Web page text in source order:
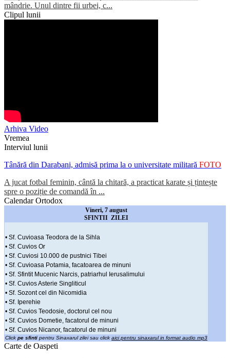
mândrie. Unul dintre fii urbei, c...
Clipul lunii
Arhiva Video
Vremea
Interviul lunii
Tânără din Darabani, admisă prima la o universitate militară FOTO
A jucat fotbal feminin, cântă la chitară, a practicat karate și țintește
spre o poziție de comandă în ...
Calendar Ortodox
Vineri, 7 august
SFINTII ZILEI
• Sf. Cuvioasa Teodora de la Sihla
• Sf. Cuvios Or
• Sf. Cuviosi 10.000 de pustnici Tibei
• Sf. Cuvioasa Potamia, facatoarea de minuni
• Sf. Sfintit Mucenic Narcis, patriarhul Ierusalimului
• Sf. Cuvios Asterie Singliticul
• Sf. Sozont cel din Nicomidia
• Sf. Iperehie
• Sf. Cuvios Teodosie, doctorul cel nou
• Sf. Cuvios Dometie, facatorul de minuni
• Sf. Cuvios Nicanor, facatorul de minuni
Click pe sfinti pentru Sinaxarul zilei sau click aici pentru sinaxarul in format audio mp3
Carte de Oaspeti